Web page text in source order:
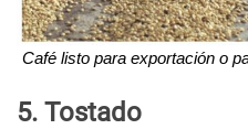
Café listo para exportación o
5. Tostado